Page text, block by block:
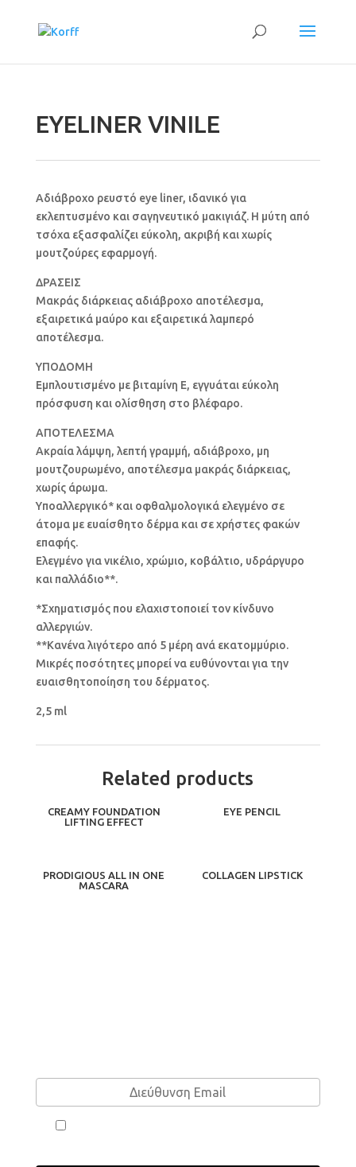
EYELINER VINILE
Αδιάβροχο ρευστό eye liner, ιδανικό για
εκλεπτυσμένο και σαγηνευτικό μακιγιάζ. Η μύτη από
τσόχα εξασφαλίζει εύκολη, ακριβή και χωρίς
μουτζούρες εφαρμογή.
ΔΡΑΣΕΙΣ
Μακράς διάρκειας αδιάβροχο αποτέλεσμα,
εξαιρετικά μαύρο και εξαιρετικά λαμπερό
αποτέλεσμα.
ΥΠΟΔΟΜΗ
Εμπλουτισμένο με βιταμίνη Ε, εγγυάται εύκολη
πρόσφυση και ολίσθηση στο βλέφαρο.
ΑΠΟΤΕΛΕΣΜΑ
Ακραία λάμψη, λεπτή γραμμή, αδιάβροχο, μη
μουτζουρωμένο, αποτέλεσμα μακράς διάρκειας,
χωρίς άρωμα.
Υποαλλεργικό* και οφθαλμολογικά ελεγμένο σε
άτομα με ευαίσθητο δέρμα και σε χρήστες φακών
επαφής.
Ελεγμένο για νικέλιο, χρώμιο, κοβάλτιο, υδράργυρο
και παλλάδιο**.
*Σχηματισμός που ελαχιστοποιεί τον κίνδυνο
αλλεργιών.
**Κανένα λιγότερο από 5 μέρη ανά εκατομμύριο.
Μικρές ποσότητες μπορεί να ευθύνονται για την
ευαισθητοποίηση του δέρματος.
2,5 ml
Related products
CREAMY FOUNDATION
LIFTING EFFECT
EYE PENCIL
PRODIGIOUS ALL IN ONE
MASCARA
COLLAGEN LIPSTICK